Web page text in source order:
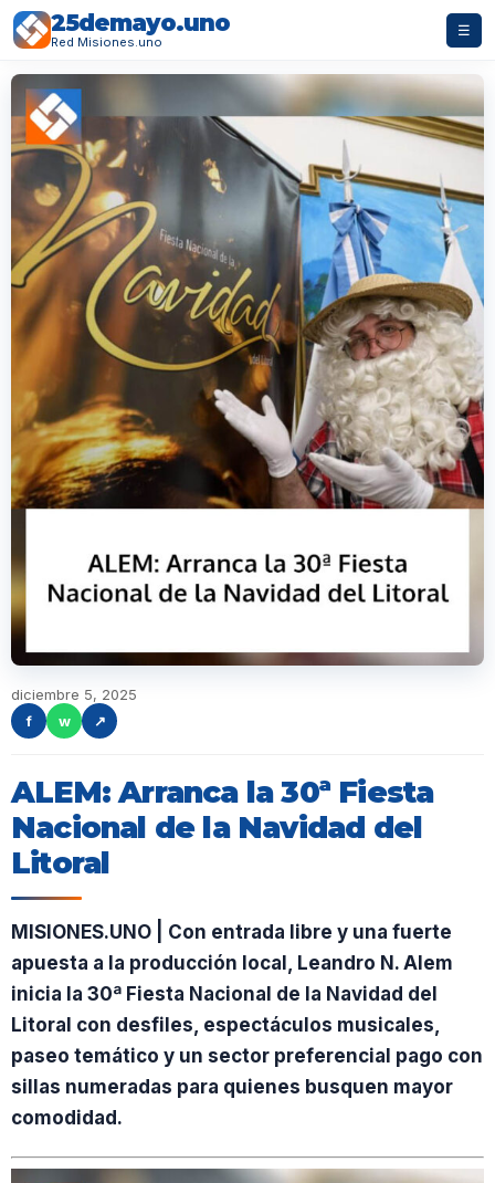
25demayo.uno
Red Misiones.uno
☰
diciembre 5, 2025
f
w ↗
ALEM: Arranca la 30ª Fiesta
Nacional de la Navidad del
Litoral
MISIONES.UNO | Con entrada libre y una fuerte
apuesta a la producción local, Leandro N. Alem
inicia la 30ª Fiesta Nacional de la Navidad del
Litoral con desfiles, espectáculos musicales,
paseo temático y un sector preferencial pago con
sillas numeradas para quienes busquen mayor
comodidad.